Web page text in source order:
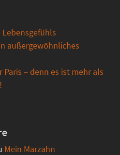
außergewöhnliches
Paris – denn es ist mehr als
Mein Marzahn